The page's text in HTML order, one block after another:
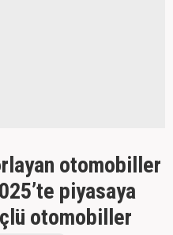
otomobiller
piyasaya
otomobiller